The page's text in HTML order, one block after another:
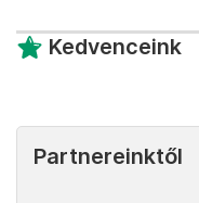
Kedvenceink
Partnereinktől